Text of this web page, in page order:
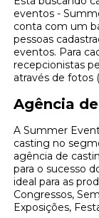
eventos -
conta com um
pessoas
eventos. Para
recepcionistas
através de fotos
Agência
A Summer
casting no
agência de
para o sucesso
ideal para as
Congressos,
Exposições,